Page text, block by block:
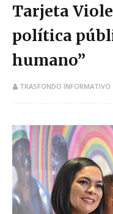
Tarjeta
política
humano”
TRASFONDO INFORMATIVO